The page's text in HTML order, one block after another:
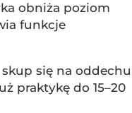
obniża poziom
funkcje
się na oddechu
praktykę do 15–20